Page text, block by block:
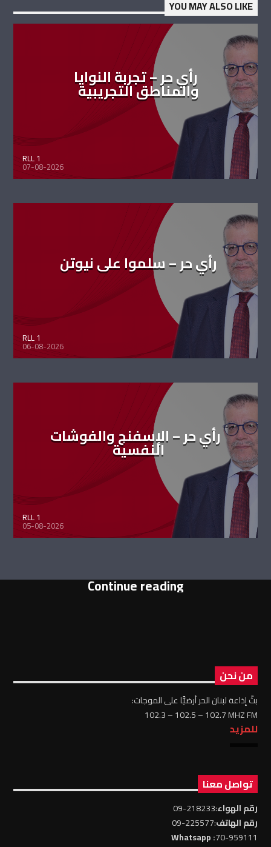
YOU MAY ALSO LIKE
رأي حر – تجربة النوايا
والمناطق التجريبية
RLL 1
07-08-2026
رأي حر – سلموا على نيوتن
RLL 1
06-08-2026
رأي حر – الإسفنج والفوشات
النفسية
RLL 1
05-08-2026
Continue reading
من نحن
بثّ إذاعة لبنان الحر أرضيًّا على الموجات:
102.3 – 102.5 – 102.7 MHZ FM
للمزيد
تواصل معنا
رقم الهواء:218233-09
رقم الهاتف:225577-09
70-959111
: Whatsapp